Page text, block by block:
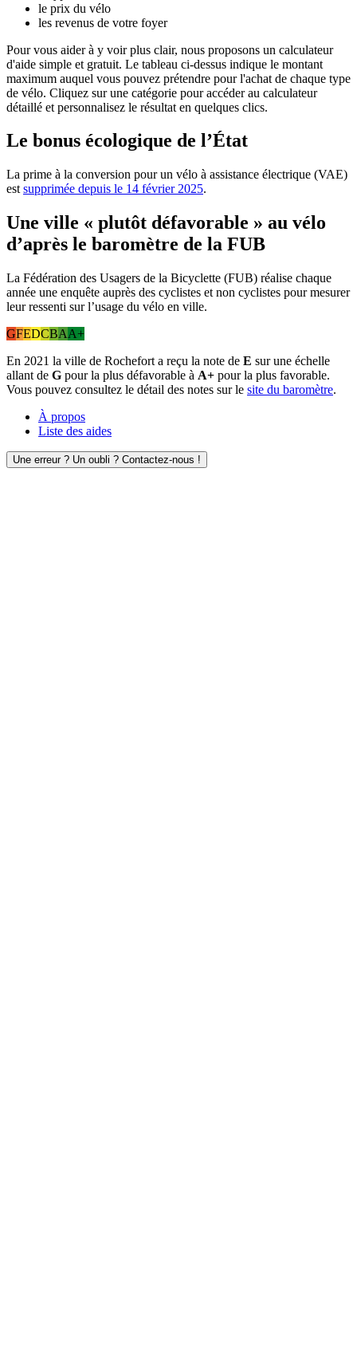
le prix du vélo
les revenus de votre foyer
Pour vous aider à y voir plus clair, nous proposons un calculateur
d'aide simple et gratuit. Le tableau ci-dessus indique le montant
maximum auquel vous pouvez prétendre pour l'achat de chaque type
de vélo. Cliquez sur une catégorie pour accéder au calculateur
détaillé et personnalisez le résultat en quelques clics.
Le bonus écologique de l’État
La prime à la conversion pour un vélo à assistance électrique (VAE)
est supprimée depuis le 14 février 2025.
Une ville « plutôt défavorable » au vélo
d’après le baromètre de la FUB
La Fédération des Usagers de la Bicyclette (FUB) réalise chaque
année une enquête auprès des cyclistes et non cyclistes pour mesurer
leur ressenti sur l’usage du vélo en ville.
GFEDCBAA+
En 2021 la ville de Rochefort a reçu la note de E sur une échelle
allant de G pour la plus défavorable à A+ pour la plus favorable.
Vous pouvez consultez le détail des notes sur le site du baromètre.
À propos
Liste des aides
Une erreur ? Un oubli ? Contactez-nous !